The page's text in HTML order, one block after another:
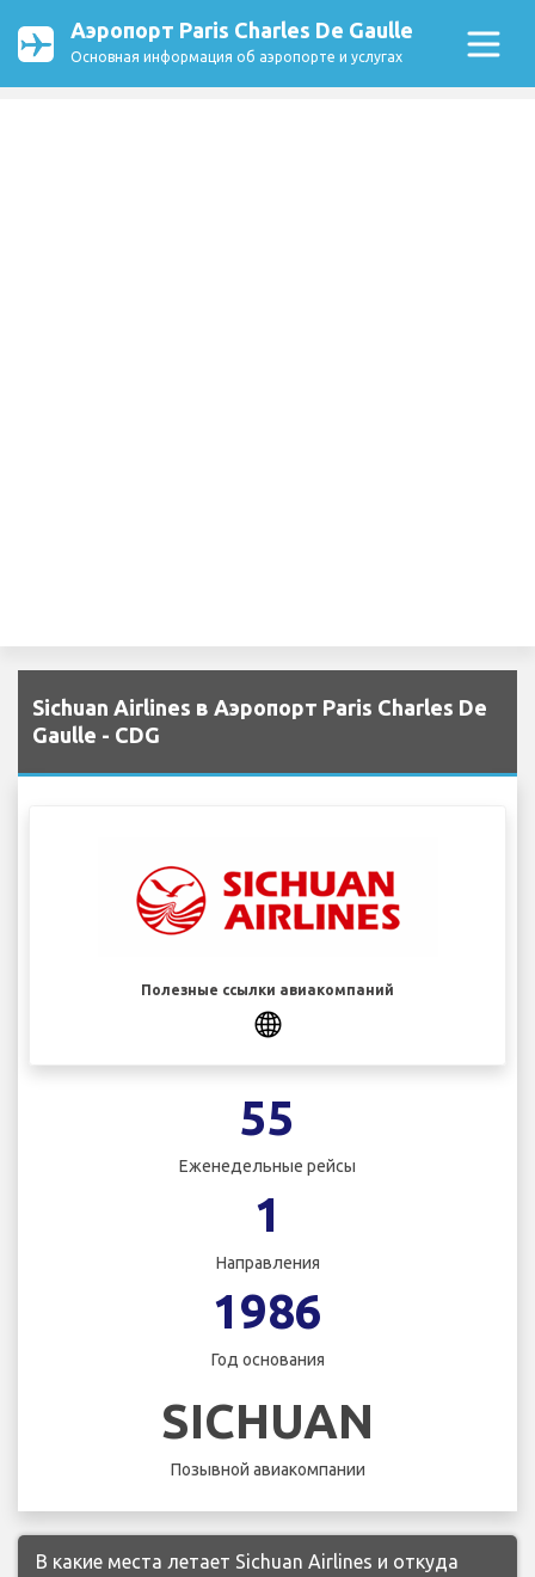
Аэропорт Paris Charles De Gaulle
Основная информация об аэропорте и услугах
Sichuan Airlines в Аэропорт Paris Charles De
Gaulle - CDG
Полезные ссылки авиакомпаний
55
Еженедельные рейсы
1
Направления
1986
Год основания
SICHUAN
Позывной авиакомпании
В какие места летает Sichuan Airlines и откуда